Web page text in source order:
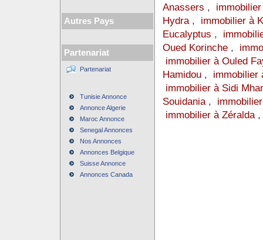
Autres Pays
Partenariat
Partenariat
Tunisie Annonce
Annonce Algerie
Maroc Annonce
Senegal Annonces
Nos Annonces
Annonces Belgique
Suisse Annonce
Annonces Canada
Anassers ,
Hydra, immobilier à
Eucalyptus ,
Oued Korinche,
immobilier à Ouled
Hamidou, immobilier
immobilier à Sidi
Souidania,
immobilier à Zéralda